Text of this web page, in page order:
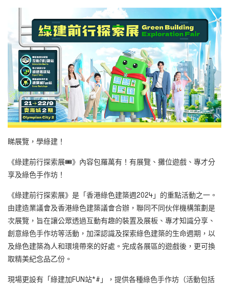
睇展覽，學綠建！
《綠建前行探索展🎟️》內容包羅萬有！有展覽、攤位遊戲、專才分
享及綠色手作坊！
《綠建前行探索展》是「香港綠色建築週2024」的重點活動之一。
由建造業議會及香港綠色建築議會合辦，聯同不同伙伴機構策劃是
次展覽，旨在讓公眾透過互動有趣的裝置及展板、專才知識分享、
創意綠色手作坊等活動，加深認識及探索綠色建築的生命週期，以
及綠色建築為人和環境帶來的好處。完成各展區的遊戲後，更可換
取精美紀念品乙份。
現場更設有「綠建加FUN站*#」，提供各種綠色手作坊（活動包括